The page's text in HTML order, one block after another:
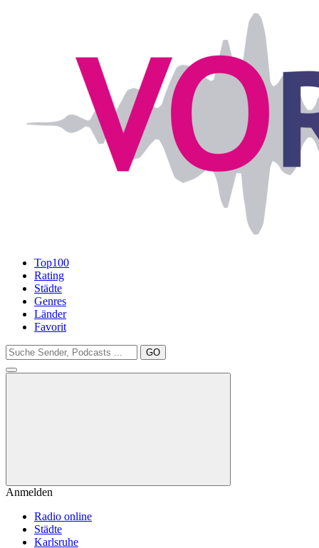
Top100
Rating
Städte
Genres
Länder
Favorit
GO
Anmelden
Radio online
Städte
Karlsruhe